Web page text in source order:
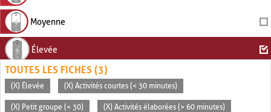
Moyenne
Élevée
TOUTES LES FICHES (3)
(X) Élevée (X) Activités courtes (< 30 minutes)
(X) Petit groupe (< 30) (X) Activités élaborées (> 60 minutes)